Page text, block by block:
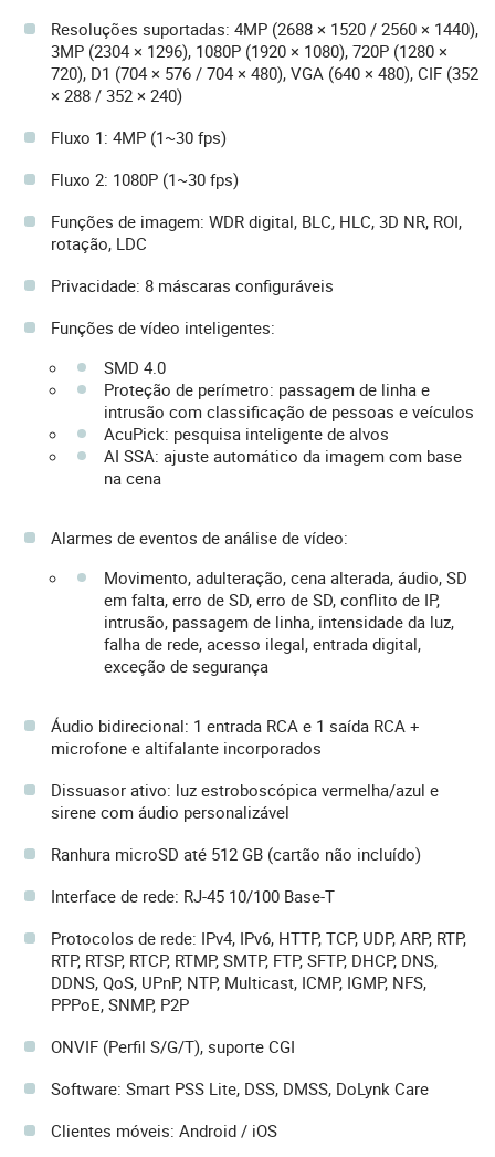
Resoluções suportadas: 4MP (2688 × 1520 / 2560 × 1440),
3MP (2304 × 1296), 1080P (1920 × 1080), 720P (1280 ×
720), D1 (704 × 576 / 704 × 480), VGA (640 × 480), CIF (352
× 288 / 352 × 240)
Fluxo 1: 4MP (1~30 fps)
Fluxo 2: 1080P (1~30 fps)
Funções de imagem: WDR digital, BLC, HLC, 3D NR, ROI,
rotação, LDC
Privacidade: 8 máscaras configuráveis
Funções de vídeo inteligentes:
SMD 4.0
Proteção de perímetro: passagem de linha e
intrusão com classificação de pessoas e veículos
AcuPick: pesquisa inteligente de alvos
AI SSA: ajuste automático da imagem com base
na cena
Alarmes de eventos de análise de vídeo:
Movimento, adulteração, cena alterada, áudio, SD
em falta, erro de SD, erro de SD, conflito de IP,
intrusão, passagem de linha, intensidade da luz,
falha de rede, acesso ilegal, entrada digital,
exceção de segurança
Áudio bidirecional: 1 entrada RCA e 1 saída RCA +
microfone e altifalante incorporados
Dissuasor ativo: luz estroboscópica vermelha/azul e
sirene com áudio personalizável
Ranhura microSD até 512 GB (cartão não incluído)
Interface de rede: RJ-45 10/100 Base-T
Protocolos de rede: IPv4, IPv6, HTTP, TCP, UDP, ARP, RTP,
RTP, RTSP, RTCP, RTMP, SMTP, FTP, SFTP, DHCP, DNS,
DDNS, QoS, UPnP, NTP, Multicast, ICMP, IGMP, NFS,
PPPoE, SNMP, P2P
ONVIF (Perfil S/G/T), suporte CGI
Software: Smart PSS Lite, DSS, DMSS, DoLynk Care
Clientes móveis: Android / iOS